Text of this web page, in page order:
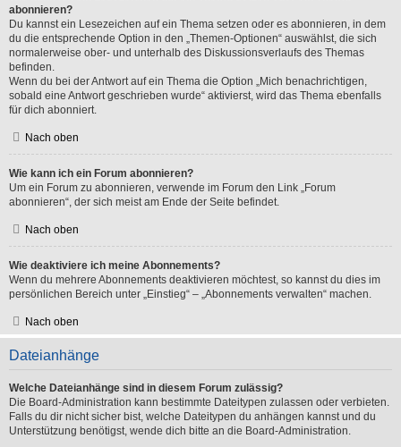
abonnieren?
Du kannst ein Lesezeichen auf ein Thema setzen oder es abonnieren, in dem
du die entsprechende Option in den „Themen-Optionen“ auswählst, die sich
normalerweise ober- und unterhalb des Diskussionsverlaufs des Themas
befinden.
Wenn du bei der Antwort auf ein Thema die Option „Mich benachrichtigen,
sobald eine Antwort geschrieben wurde“ aktivierst, wird das Thema ebenfalls
für dich abonniert.
Nach oben
Wie kann ich ein Forum abonnieren?
Um ein Forum zu abonnieren, verwende im Forum den Link „Forum
abonnieren“, der sich meist am Ende der Seite befindet.
Nach oben
Wie deaktiviere ich meine Abonnements?
Wenn du mehrere Abonnements deaktivieren möchtest, so kannst du dies im
persönlichen Bereich unter „Einstieg“ – „Abonnements verwalten“ machen.
Nach oben
Dateianhänge
Welche Dateianhänge sind in diesem Forum zulässig?
Die Board-Administration kann bestimmte Dateitypen zulassen oder verbieten.
Falls du dir nicht sicher bist, welche Dateitypen du anhängen kannst und du
Unterstützung benötigst, wende dich bitte an die Board-Administration.